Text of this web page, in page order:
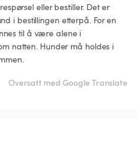
eller bestiller. Det er
i bestillingen etterpå. For en
til å være alene i
natten. Hunder må holdes i
Oversatt med Google Translate